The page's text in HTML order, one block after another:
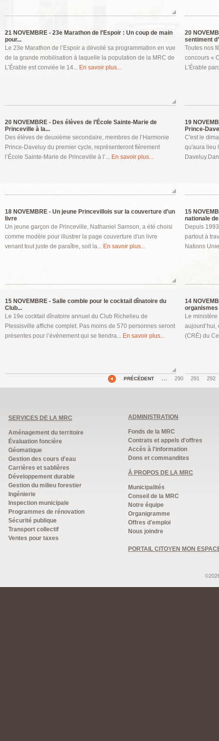
21 NOVEMBRE - 23e Marathon de l'Espoir : Un coup de main
pour...
Le 23e Marathon de l’Espoir a dévoilé sa programmation en vue
de la grande mobilisation à laquelle la population de la MRC de
L’Érable est conviée le 14... En savoir plus...
20
sentiment
Toutes nos
concours «
L’Érable
20 NOVEMBRE - Des élèves de l’École Sainte-Marie de
Princeville à la...
Des élèves de deuxième secondaire, membres de l’Harmonie
Prince-Daveluy du premier cycle, représenteront fièrement
l’École Sainte-Marie de Princeville à l’... En savoir plus...
19
Prince-
C'est le
qu'aura lieu
18 NOVEMBRE - Un jeune Princevillois sur la couverture d’un
livre
Un jeune garçon de Princeville, Nathaniel Samson, a été choisi
comme modèle pour illustrer la page couverture d'un livre
venant tout juste de paraître, soit la... En savoir plus...
15
nationale
Depuis
partout à
Nations
15 NOVEMBRE - Salle comble pour le cocktail dînatoire du
Club...
Le 19e cocktail dînatoire annuel du Club Richelieu de
Plessisville affiche complet. Pas moins de 570 personnes seront
présentes pour l’événement qui se tiendra... En savoir plus...
14
organismes
Le
(CRÉ) du
PRÉCÉDENT … 290 291 292
SERVICES DE LA MRC
Aménagement du territoire
Évaluation foncière
Géomatique
Gestion des cours d'eau
Carrières et sablières
Développement durable
Gestion du milieu forestier
Ingénierie
Inspection municipale
Programmes de rénovation
Sécurité publique
Transport collectif
Ventes pour taxes
ADMINISTRATION
Fonds de la MRC
Contrats et appels d'offres
Accès à l'information
Dons et commandites
À PROPOS DE LA MRC
Municipalités
Conseil de la MRC
Notre équipe
Organigramme
Offres d'emploi
Nous joindre
PORTAIL CITOYEN MON